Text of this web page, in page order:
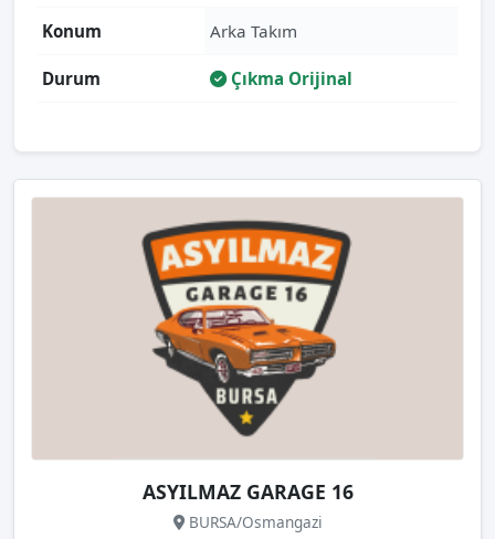
Konum Arka Takım
Durum Çıkma Orijinal
ASYILMAZ GARAGE 16
BURSA/Osmangazi